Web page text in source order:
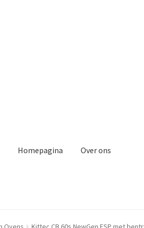
Homepagina Over ons